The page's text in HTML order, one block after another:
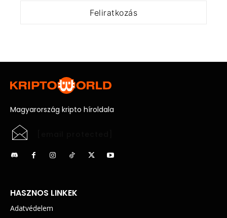
Magyarország kripto híroldala
HASZNOS LINKEK
Adatvédelem